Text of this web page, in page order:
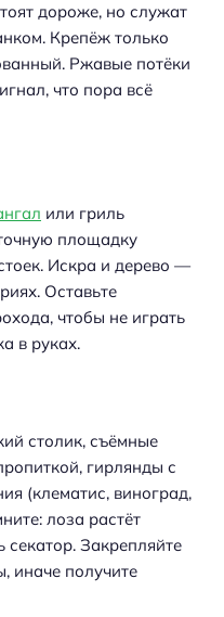
дороже, но служат
Крепёж только
Ржавые потёки
что пора всё
или гриль
площадку
Искра и дерево —
Оставьте
чтобы не играть
в руках.
столик, съёмные
гирлянды с
(клематис, виноград,
лоза растёт
секатор. Закрепляйте
иначе получите